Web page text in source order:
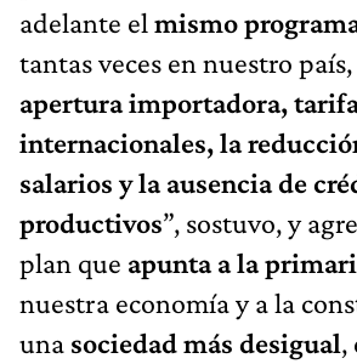
adelante el mismo
tantas veces en nuestro
apertura importadora,
internacionales, la
salarios y la ausencia de
productivos”, sostuvo, y
plan que apunta a la
nuestra economía y a la
una sociedad más desigual,